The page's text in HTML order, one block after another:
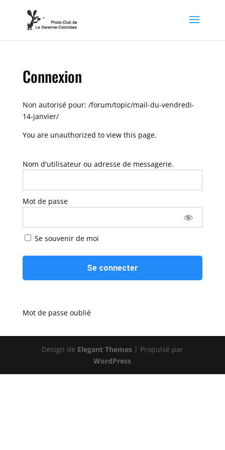
Connexion
Non autorisé pour: /forum/topic/mail-du-vendredi-
14-janvier/
You are unauthorized to view this page.
Nom d'utilisateur ou adresse de messagerie.
Mot de passe
Se souvenir de moi
Mot de passe oublié
Design de Elegant Themes| Propulsé par
WordPress